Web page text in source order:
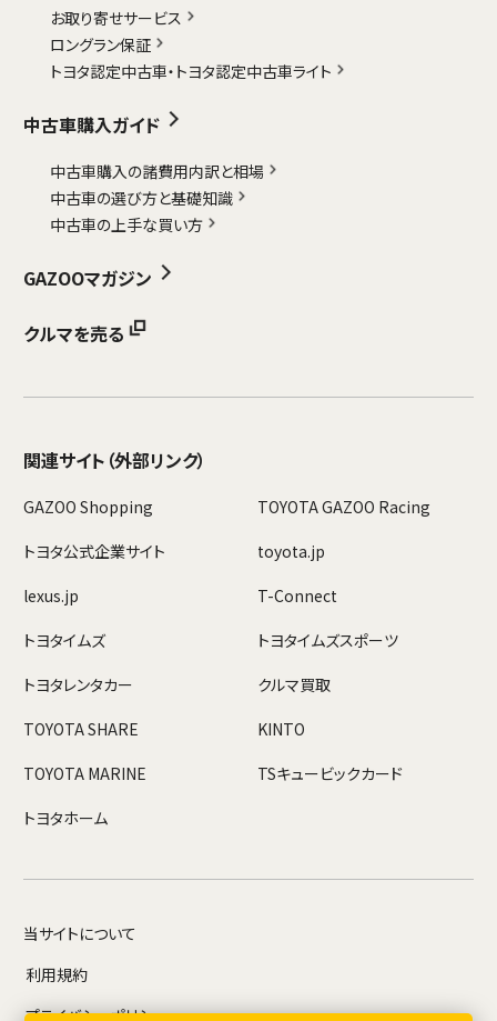
お取り寄せサービス
ロングラン保証
トヨタ認定中古車・ トヨタ認定中古車ライト
中古車購入ガイド
中古車購入の諸費用内訳と相場
中古車の選び方と基礎知識
中古車の上手な買い方
GAZOOマガジン
クルマを売る
関連サイト （外部リンク）
GAZOO Shopping
TOYOTA GAZOO Racing
トヨタ公式企業サイト
toyota.jp
lexus.jp
T-Connect
トヨタイムズ
トヨタイムズスポーツ
トヨタレンタカー
クルマ買取
TOYOTA SHARE
KINTO
TOYOTA MARINE
TSキュービックカード
トヨタホーム
当サイトについて
利用規約
プライバシーポリシー